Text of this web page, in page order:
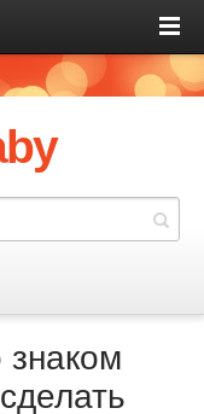
знаком